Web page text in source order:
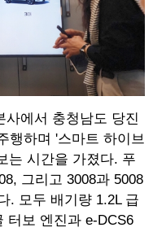
사에서 충청남도 당진
행하며 '스마트 하이브
는 시간을 가졌다. 푸
그리고 3008과 5008
. 모두 배기량 1.2L 급
터보 엔진과 e-DCS6